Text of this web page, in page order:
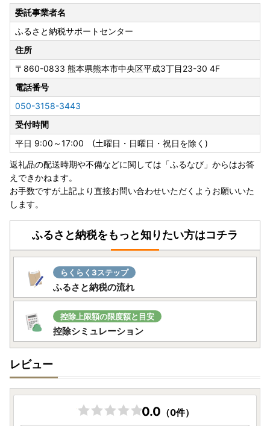
委託事業者名
ふるさと納税サポートセンター
住所
〒860-0833 熊本県熊本市中央区平成3丁目23-30 4F
電話番号
050-3158-3443
受付時間
平日 9:00～17:00 (土曜日・日曜日・祝日を除く)
返礼品の配送時期や不備などに関しては「ふるなび」からはお答
えできかねます。
お手数ですが上記より直接お問い合わせいただくようお願いいた
します。
ふるさと納税をもっと知りたい方はコチラ
らくらく3ステップ
ふるさと納税の流れ
控除上限額の限度額と目安
控除シミュレーション
レビュー
0.0 （0件）